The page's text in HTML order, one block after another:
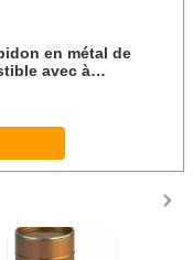
en métal de
avec à